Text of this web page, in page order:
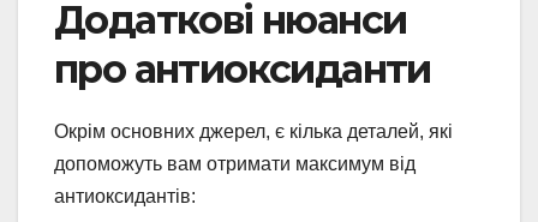
Додаткові нюанси
про антиоксиданти
Окрім основних джерел, є кілька деталей, які
допоможуть вам отримати максимум від
антиоксидантів: